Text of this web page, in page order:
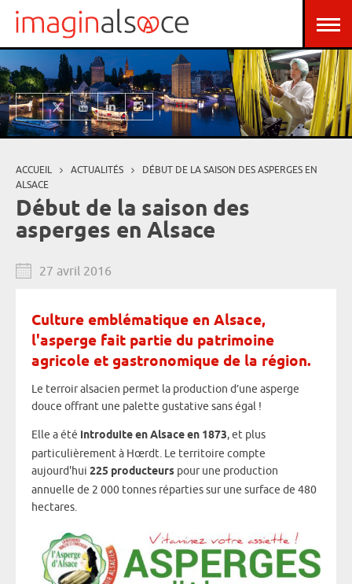
Aller au contenu principal
Vous êtes ici
ACCUEIL ACTUALITÉS
DÉBUT DE LA SAISON DES ASPERGES EN
ALSACE
Début de la saison des
asperges en Alsace
27 avril 2016
Culture emblématique en Alsace,
l'asperge fait partie du patrimoine
agricole et gastronomique de la région.
Le terroir alsacien permet la production d’une asperge
douce offrant une palette gustative sans égal !
Elle a été introduite en Alsace en 1873, et plus
particulièrement à Hœrdt. Le territoire compte
aujourd'hui 225 producteurs pour une production
annuelle de 2 000 tonnes réparties sur une surface de 480
hectares.
Panneau de gestion des cookies